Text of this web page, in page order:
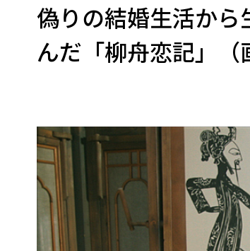
偽りの結婚生活か
んだ「柳舟恋記」（